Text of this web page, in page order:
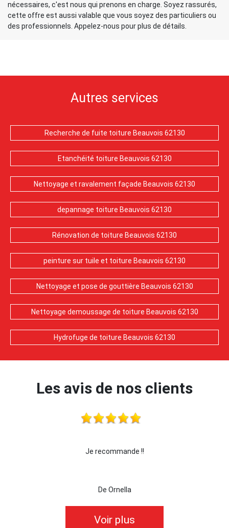
nécessaires, c'est nous qui prenons en charge. Soyez rassurés,
cette offre est aussi valable que vous soyez des particuliers ou
des professionnels. Appelez-nous pour plus de détails.
Autres services
Recherche de fuite toiture Beauvois 62130
Etanchéité toiture Beauvois 62130
Nettoyage et ravalement façade Beauvois 62130
depannage toiture Beauvois 62130
Rénovation de toiture Beauvois 62130
peinture sur tuile et toiture Beauvois 62130
Nettoyage et pose de gouttière Beauvois 62130
Nettoyage demoussage de toiture Beauvois 62130
Hydrofuge de toiture Beauvois 62130
Les avis de nos clients
Voir plus